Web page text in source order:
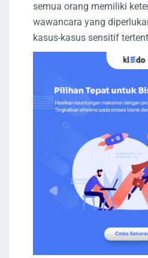
semua orang memiliki
wawancara yang
kasus-kasus sensitif